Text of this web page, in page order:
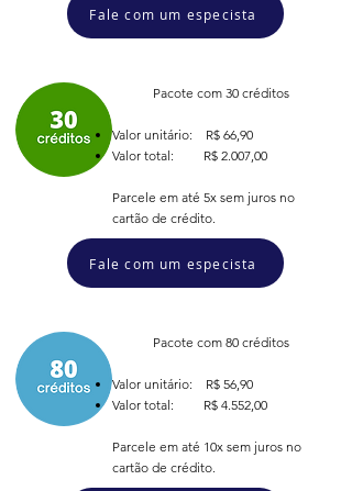
Fale com um especista
Pacote com 30 créditos
Valor unitário: R$ 66,90
Valor total: R$ 2.007,00
Parcele em até 5x sem juros no
cartão de crédito.
Fale com um especista
Pacote com 80 créditos
Valor unitário: R$ 56,90
Valor total: R$ 4.552,00
Parcele em até 10x sem juros no
cartão de crédito.